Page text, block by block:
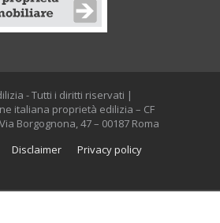
- Tutti i diritti riservati |
italiana proprietà edilizia – CF
Borgognona, 47 – 00187 Roma
Disclaimer
Privacy policy